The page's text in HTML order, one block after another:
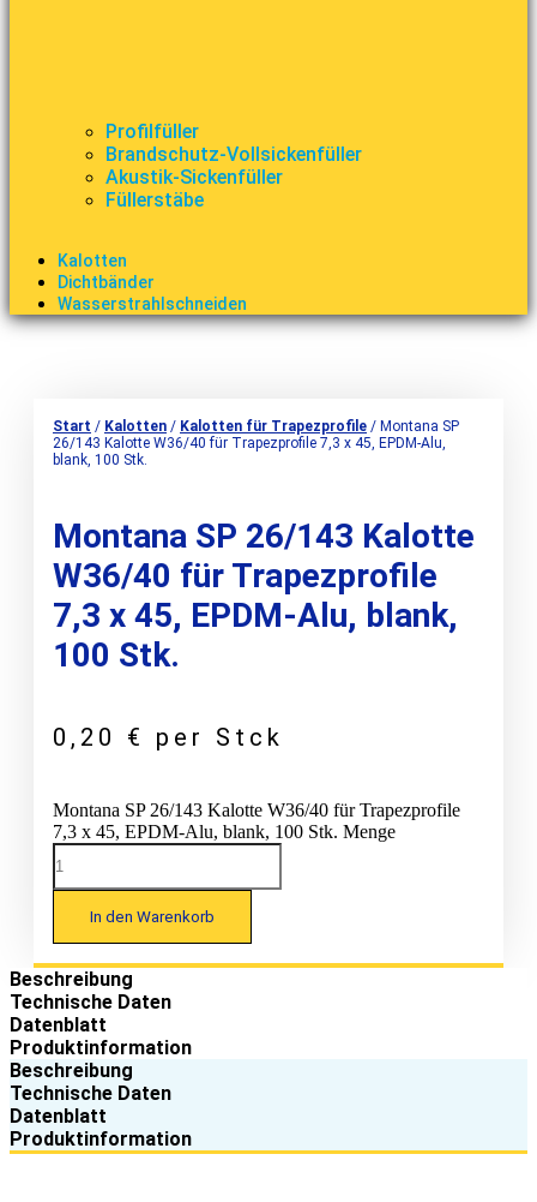
Profilfüller
Brandschutz-Vollsickenfüller
Akustik-Sickenfüller
Füllerstäbe
Kalotten
Dichtbänder
Wasserstrahlschneiden
Start / Kalotten / Kalotten für Trapezprofile / Montana SP
26/143 Kalotte W36/40 für Trapezprofile 7,3 x 45, EPDM-Alu,
blank, 100 Stk.
Montana SP 26/143 Kalotte
W36/40 für Trapezprofile
7,3 x 45, EPDM-Alu, blank,
100 Stk.
0,20 € per Stck
Montana SP 26/143 Kalotte W36/40 für Trapezprofile
7,3 x 45, EPDM-Alu, blank, 100 Stk. Menge
In den Warenkorb
Beschreibung
Technische Daten
Datenblatt
Produktinformation
Beschreibung
Technische Daten
Datenblatt
Produktinformation